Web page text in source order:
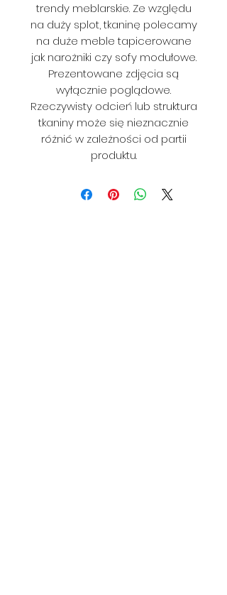
trendy meblarskie. Ze względu
na duży splot, tkaninę polecamy
na duże meble tapicerowane
jak narożniki czy sofy modułowe.
Prezentowane zdjęcia są
wyłącznie poglądowe.
Rzeczywisty odcień lub struktura
tkaniny może się nieznacznie
różnić w zależności od partii
produktu.